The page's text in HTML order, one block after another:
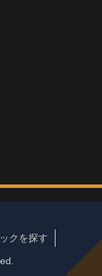
クを探す